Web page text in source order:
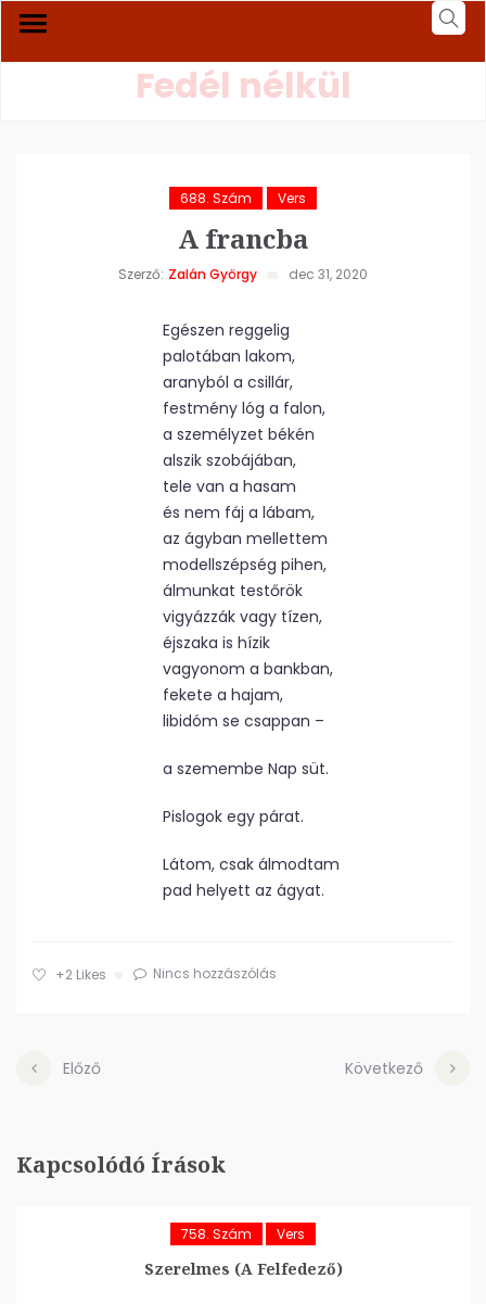
Fedél nélkül
688. Szám Vers
A francba
Szerző: Zalán György dec 31, 2020
Egészen reggelig
palotában lakom,
aranyból a csillár,
festmény lóg a falon,
a személyzet békén
alszik szobájában,
tele van a hasam
és nem fáj a lábam,
az ágyban mellettem
modellszépség pihen,
álmunkat testőrök
vigyázzák vagy tízen,
éjszaka is hízik
vagyonom a bankban,
fekete a hajam,
libidóm se csappan –
a szemembe Nap süt.
Pislogok egy párat.
Látom, csak álmodtam
pad helyett az ágyat.
+2 Likes Nincs hozzászólás
Előző Következő
Kapcsolódó Írások
758. Szám Vers
Szerelmes (A Felfedező)